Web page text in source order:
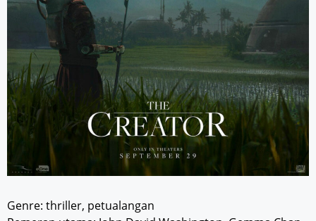
Genre: thriller, petualangan